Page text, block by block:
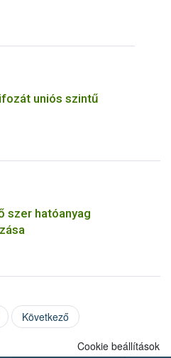
uniós szintű
szer hatóanyag
Következő
Cookie beállítások